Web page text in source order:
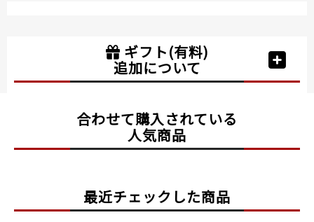
ギフト(有料)
追加について
合わせて購入されている
人気商品
最近チェックした商品